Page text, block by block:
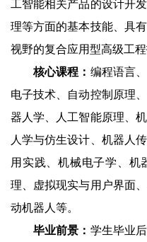
工智能相关产品的设计开
理等方面的基本技能、具
视野的复合应用型高级工程
核心课程： 编程语言
电子技术、自动控制原理
器人学、人工智能原理、
人学与仿生设计、机器人
用实践、机械电子学、机
理、虚拟现实与用户界面
动机器人等。
毕业前景： 学生毕业